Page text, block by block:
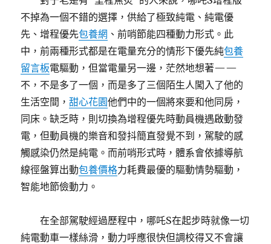
不掉為一個不錯的選擇，供給了極致純電、純電優
先、增程優先包養網 、前哨節能四種動力形式。此
中，前兩種形式都是在電量充分的情形下優先純包養
留言板電驅動，但當電量另一邊，茫然地想著——
不，不是多了一個，而是多了三個陌生人闖入了他的
生活空間，甜心花園他們中的一個將來要和他同房，
同床。缺乏時，則切換為增程優先時動員機遇啟動發
電，但動員機的樂音和發抖簡直發覺不到，駕駛的感
觸感染仍然是純電。而前哨形式時，體系會依據導航
線徑盤算出動包養價格力耗費最優的驅動情勢驅動，
智能地節儉動力。
在全部駕駛經過歷程中，哪吒S在起步時就像一切
純電動車一樣絲滑，動力呼應很快但調校得又不會讓